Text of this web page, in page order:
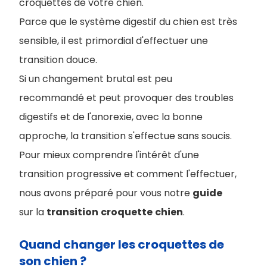
Parce que le système digestif du chien est très
sensible, il est primordial d'effectuer une
transition douce.
Si un changement brutal est peu
recommandé et peut provoquer des troubles
digestifs et de l'anorexie, avec la bonne
approche, la transition s'effectue sans soucis.
Pour mieux comprendre l'intérêt d'une
transition progressive et comment l'effectuer,
nous avons préparé pour vous notre guide
sur la transition croquette chien.
Quand changer les croquettes de
son chien ?